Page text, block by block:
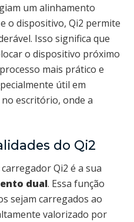
um alinhamento
o dispositivo, Qi2 permite
Isso significa que
o dispositivo próximo
mais prático e
útil em
escritório, onde a
do Qi2
Qi2 é a sua
dual. Essa função
sejam carregados ao
valorizado por